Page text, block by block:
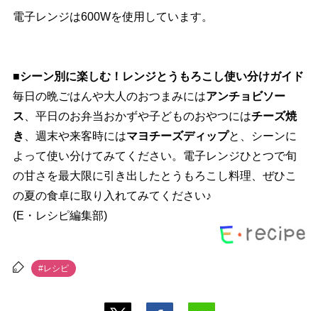
電子レンジは600Wを使用しています。
■シーン別に楽しむ！レンジとうもろこし使い分けガイド
毎日の晩ごはんや大人のおつまみにはアンチョビソー
ス 、平日のお弁当おかずや子どものおやつにはチーズ焼
き
、週末や来客時にはマヨチーズディップと、シーンに
よって使い分けてみてください。電子レンジひとつで旬
の甘さを最大限に引き出したとうもろこし料理、ぜひこ
の夏の食卓に取り入れてみてください♪
(E・レシピ編集部)
#レシピ